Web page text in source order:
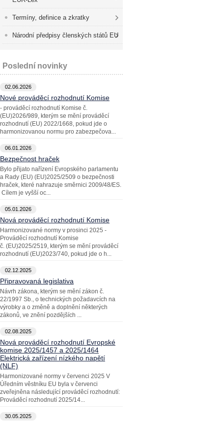
Termíny, definice a zkratky
Národní předpisy členských států EU
Poslední novinky
02.06.2026
Nové prováděcí rozhodnutí Komise
- prováděcí rozhodnutí Komise č.
(EU)2026/989, kterým se mění prováděcí
rozhodnutí (EU) 2022/1668, pokud jde o
harmonizovanou normu pro zabezpečova...
06.01.2026
Bezpečnost hraček
Bylo přijato nařízení Evropského parlamentu
a Rady (EU) (EU)2025/2509 o bezpečnosti
hraček, které nahrazuje směrnici 2009/48/ES.
Cílem je vyšší oc...
05.01.2026
Nová prováděcí rozhodnutí Komise
Harmonizované normy v prosinci 2025 -
Prováděcí rozhodnutí Komise
č. (EU)2025/2519, kterým se mění prováděcí
rozhodnutí (EU)2023/740, pokud jde o h...
02.12.2025
Připravovaná legislativa
Návrh zákona, kterým se mění zákon č.
22/1997 Sb., o technických požadavcích na
výrobky a o změně a doplnění některých
zákonů, ve znění pozdějších ...
02.08.2025
Nová prováděcí rozhodnutí Evropské
komise 2025/1457 a 2025/1464
Elektrická zařízení nízkého napětí
(NLF)
Harmonizované normy v červenci 2025 V
Úředním věstníku EU byla v červenci
zveřejněna následující prováděcí rozhodnutí:
Prováděcí rozhodnutí 2025/14...
30.05.2025